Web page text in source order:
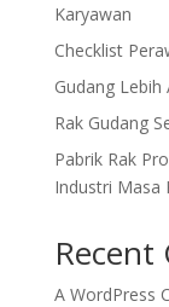
Karyawan
Checklist
Gudang
Rak Gudang
Pabrik Rak
Industri Masa
Recent
A WordPress